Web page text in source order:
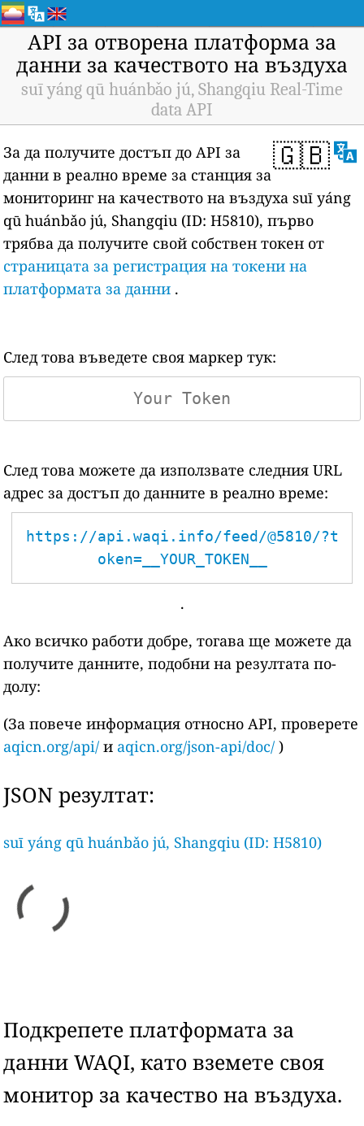
API за отворена платформа за
данни за качеството на въздуха
suī yáng qū huánbǎo jú, Shangqiu Real-Time
data API
🇬🇧
За да получите достъп до API за
данни в реално време за станция за
мониторинг на качеството на въздуха suī yáng
qū huánbǎo jú, Shangqiu (ID: H5810), първо
трябва да получите свой собствен токен от
страницата за регистрация на токени на
платформата за данни .
След това въведете своя маркер тук:
След това можете да използвате следния URL
адрес за достъп до данните в реално време:
https://api.waqi.info/feed/@5810/?t
oken=__YOUR_TOKEN__
.
Ако всичко работи добре, тогава ще можете да
получите данните, подобни на резултата по-
долу:
(За повече информация относно API, проверете
aqicn.org/api/ и aqicn.org/json-api/doc/ )
JSON резултат:
suī yáng qū huánbǎo jú, Shangqiu (ID: H5810)
Подкрепете платформата за
данни WAQI, като вземете своя
монитор за качество на въздуха.